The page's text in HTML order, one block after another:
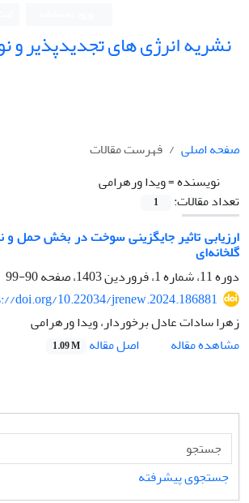
نشریه انرژی های تجدیدپذیر و
صفحه اصلی
فهرست مقالات
نویسنده =ویدا ورهرامی
تعداد مقالات:
1
ارزیابی تاثیر جایگزینی سوخت در بخش حمل و
گلخانه‌ای
دوره 11، شماره 1، فروردین 1403، صفحه
90-99
doi.org/10.22034/jrenew.2024.186881
زهرا سادات عادل برخوردار، ویدا ورهرامی
مشاهده مقاله
اصل مقاله 1.09 M
جستجوی پیشرفته